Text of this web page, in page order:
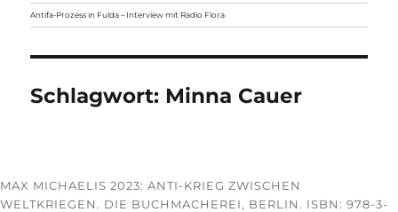
Antifa-Prozess in Fulda – Interview mit Radio Flora
Schlagwort: Minna Cauer
MAX MICHAELIS 2023: ANTI-KRIEG ZWISCHEN
WELTKRIEGEN. DIE BUCHMACHEREI, BERLIN. ISBN: 978-3-